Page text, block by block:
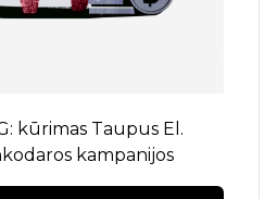
kūrimas TaupusEl.
kampanijos